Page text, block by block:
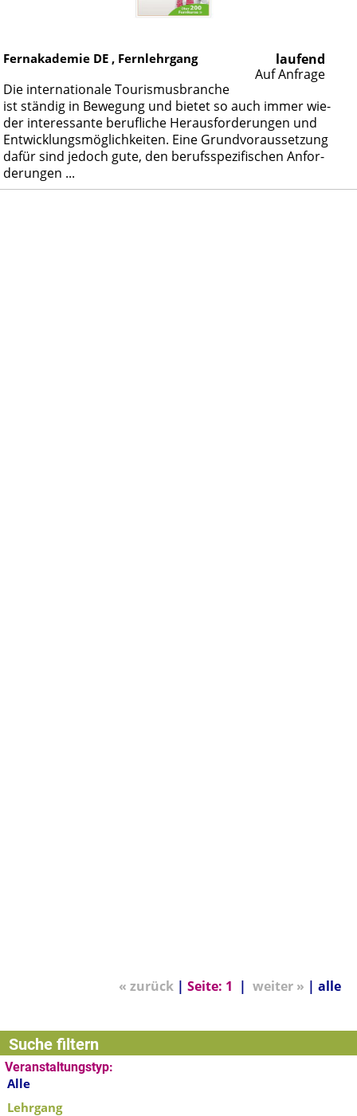
laufend
Auf Anfrage
Fernakademie DE , Fernlehrgang
Die in­ter­na­tio­na­le Tou­ris­mus­bran­che
ist stän­dig in Be­we­gung und bie­tet so auch im­mer wie­
der in­ter­es­san­te be­ruf­li­che Her­aus­for­de­run­gen und
Ent­wick­lungs­mög­lich­kei­ten. Ei­ne Grund­vor­aus­set­zung
da­für sind je­doch gu­te, den be­rufs­spe­zi­fi­schen An­for­
de­run­gen ...
« zurück | Seite: 1 | weiter » | alle
Suche filtern
Veranstaltungstyp:
Alle
Lehrgang